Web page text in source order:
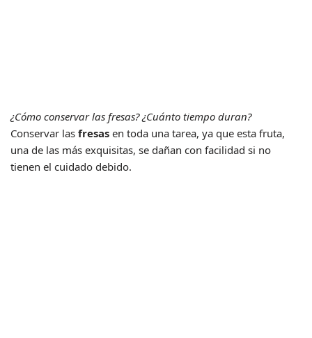
¿Cómo conservar las fresas? ¿Cuánto tiempo duran?
Conservar las fresas en toda una tarea, ya que esta fruta,
una de las más exquisitas, se dañan con facilidad si no
tienen el cuidado debido.